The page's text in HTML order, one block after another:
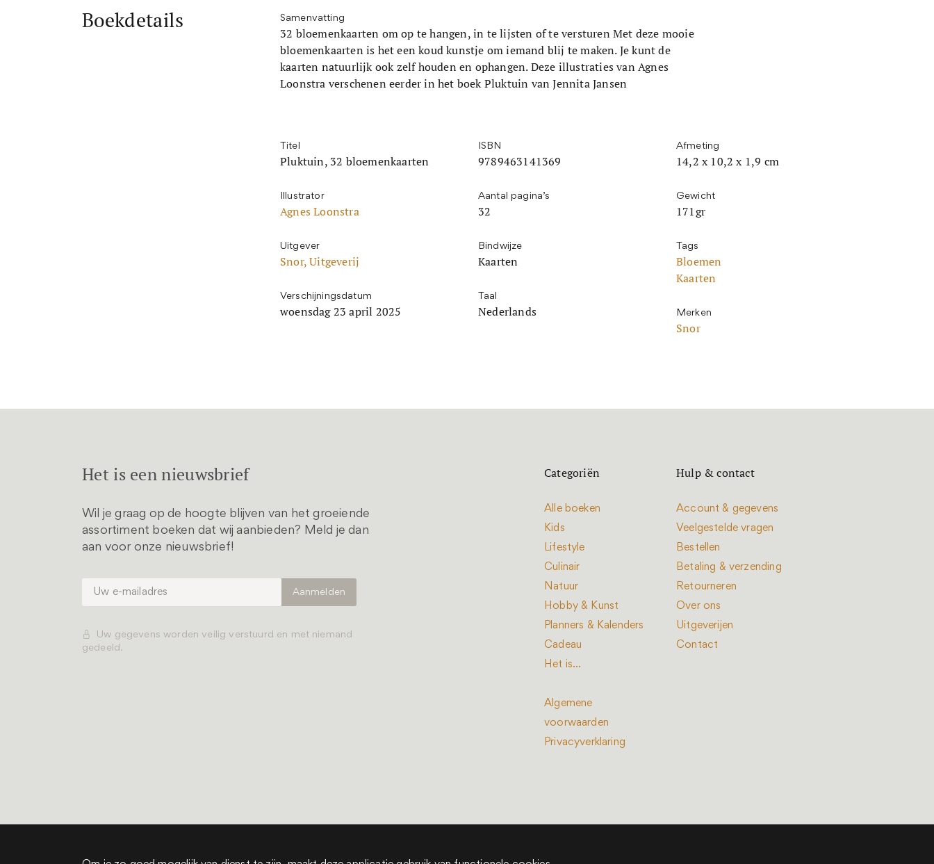
Boekdetails Samenvatting
32 bloemenkaarten om op te hangen, in te lijsten of te versturen Met deze mooie
bloemenkaarten is het een koud kunstje om iemand blij te maken. Je kunt de
kaarten natuurlijk ook zelf houden en ophangen. Deze illustraties van Agnes
Loonstra verschenen eerder in het boek Pluktuin van Jennita Jansen
Titel
Pluktuin, 32 bloemenkaarten
Illustrator
Agnes Loonstra
Uitgever
Snor, Uitgeverij
Verschijningsdatum
woensdag 23 april 2025
ISBN
9789463141369
Aantal pagina’s
32
Bindwijze
Kaarten
Taal
Nederlands
Afmeting
14,2 x 10,2 x 1,9 cm
Gewicht
171gr
Tags
Bloemen
Kaarten
Merken
Snor
Het is een nieuwsbrief
Wil je graag op de hoogte blijven van het groeiende
assortiment boeken dat wij aanbieden? Meld je dan
aan voor onze nieuwsbrief!
Uw gegevens worden veilig verstuurd en met niemand
gedeeld.
Categoriën
Alle boeken
Kids
Lifestyle
Culinair
Natuur
Hobby & Kunst
Planners & Kalenders
Cadeau
Het is...
Algemene
voorwaarden
Privacyverklaring
Hulp & contact
Account & gegevens
Veelgestelde vragen
Bestellen
Betaling & verzending
Retourneren
Over ons
Uitgeverijen
Contact
Het is een boek is onderdeel van New Book Collective